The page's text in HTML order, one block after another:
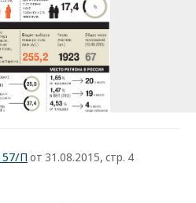
П от 31.08.2015, стр. 4